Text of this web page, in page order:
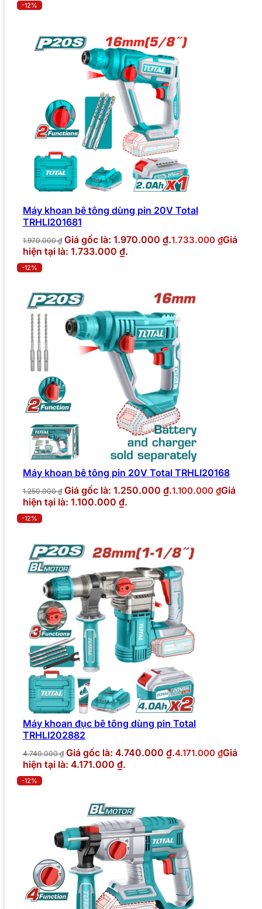
-12%
Máy khoan bê tông dùng pin 20V Total
TRHLI201681
1.970.000₫ Giá gốc là: 1.970.000 ₫.1.733.000 ₫Giá
hiện tại là: 1.733.000 ₫.
-12%
Máy khoan bê tông pin 20V Total TRHLI20168
1.250.000₫ Giá gốc là: 1.250.000 ₫.1.100.000 ₫Giá
hiện tại là: 1.100.000 ₫.
-12%
Máy khoan đục bê tông dùng pin Total
TRHLI202882
4.740.000₫ Giá gốc là: 4.740.000 ₫.4.171.000 ₫Giá
hiện tại là: 4.171.000 ₫.
-12%